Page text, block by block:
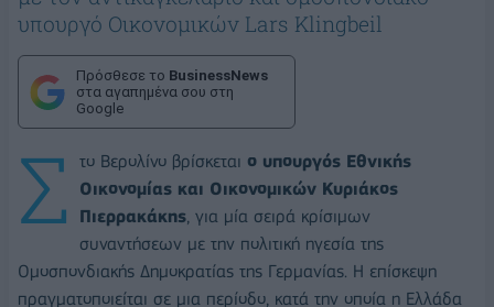
υπουργό Οικονομικών Lars Klingbeil
Πρόσθεσε το BusinessNews
στα αγαπημένα σου στη
Google
Σ το Βερολίνο βρίσκεται ο υπουργός Εθνικής
Οικονομίας και Οικονομικών Κυριάκος
Πιερρακάκης, για μία σειρά κρίσιμων
συναντήσεων με την πολιτική ηγεσία της
Ομοσπονδιακής Δημοκρατίας της Γερμανίας. Η επίσκεψη
πραγματοποιείται σε μια περίοδο, κατά την οποία η Ελλάδα